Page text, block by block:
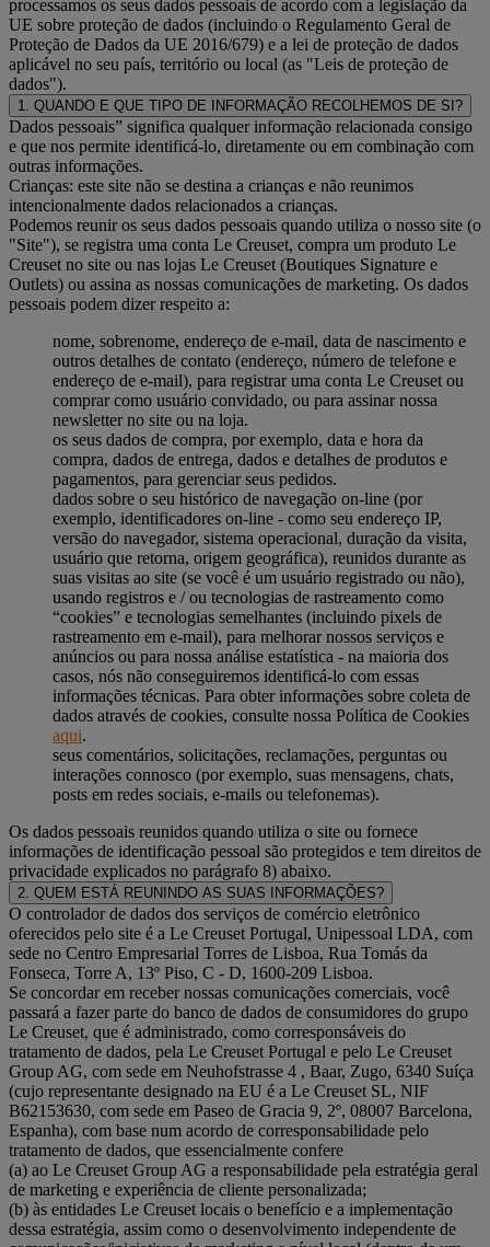
processamos os seus dados pessoais de acordo com a legislação da
UE sobre proteção de dados (incluindo o Regulamento Geral de
Proteção de Dados da UE 2016/679) e a lei de proteção de dados
aplicável no seu país, território ou local (as "Leis de proteção de
dados").
1. QUANDO E QUE TIPO DE INFORMAÇÃO RECOLHEMOS DE SI?
Dados pessoais” significa qualquer informação relacionada consigo
e que nos permite identificá-lo, diretamente ou em combinação com
outras informações.
Crianças: este site não se destina a crianças e não reunimos
intencionalmente dados relacionados a crianças.
Podemos reunir os seus dados pessoais quando utiliza o nosso site (o
"Site"), se registra uma conta Le Creuset, compra um produto Le
Creuset no site ou nas lojas Le Creuset (Boutiques Signature e
Outlets) ou assina as nossas comunicações de marketing. Os dados
pessoais podem dizer respeito a:
nome, sobrenome, endereço de e-mail, data de nascimento e
outros detalhes de contato (endereço, número de telefone e
endereço de e-mail), para registrar uma conta Le Creuset ou
comprar como usuário convidado, ou para assinar nossa
newsletter no site ou na loja.
os seus dados de compra, por exemplo, data e hora da
compra, dados de entrega, dados e detalhes de produtos e
pagamentos, para gerenciar seus pedidos.
dados sobre o seu histórico de navegação on-line (por
exemplo, identificadores on-line - como seu endereço IP,
versão do navegador, sistema operacional, duração da visita,
usuário que retorna, origem geográfica), reunidos durante as
suas visitas ao site (se você é um usuário registrado ou não),
usando registros e / ou tecnologias de rastreamento como
“cookies” e tecnologias semelhantes (incluindo pixels de
rastreamento em e-mail), para melhorar nossos serviços e
anúncios ou para nossa análise estatística - na maioria dos
casos, nós não conseguiremos identificá-lo com essas
informações técnicas. Para obter informações sobre coleta de
dados através de cookies, consulte nossa Política de Cookies
aqui.
seus comentários, solicitações, reclamações, perguntas ou
interações connosco (por exemplo, suas mensagens, chats,
posts em redes sociais, e-mails ou telefonemas).
Os dados pessoais reunidos quando utiliza o site ou fornece
informações de identificação pessoal são protegidos e tem direitos de
privacidade explicados no parágrafo 8) abaixo.
2. QUEM ESTÁ REUNINDO AS SUAS INFORMAÇÕES?
O controlador de dados dos serviços de comércio eletrônico
oferecidos pelo site é a Le Creuset Portugal, Unipessoal LDA, com
sede no Centro Empresarial Torres de Lisboa, Rua Tomás da
Fonseca, Torre A, 13º Piso, C - D, 1600-209 Lisboa.
Se concordar em receber nossas comunicações comerciais, você
passará a fazer parte do banco de dados de consumidores do grupo
Le Creuset, que é administrado, como corresponsáveis do
tratamento de dados, pela Le Creuset Portugal e pelo Le Creuset
Group AG, com sede em Neuhofstrasse 4 , Baar, Zugo, 6340 Suíça
(cujo representante designado na EU é a Le Creuset SL, NIF
B62153630, com sede em Paseo de Gracia 9, 2º, 08007 Barcelona,
Espanha), com base num acordo de corresponsabilidade pelo
tratamento de dados, que essencialmente confere
(a) ao Le Creuset Group AG a responsabilidade pela estratégia geral
de marketing e experiência de cliente personalizada;
(b) às entidades Le Creuset locais o benefício e a implementação
dessa estratégia, assim como o desenvolvimento independente de